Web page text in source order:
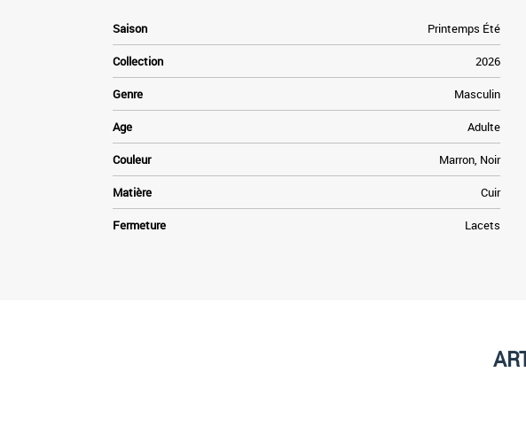
Saison Printemps Été
Collection 2026
Genre Masculin
Age Adulte
Couleur Marron, Noir
Matière Cuir
Fermeture Lacets